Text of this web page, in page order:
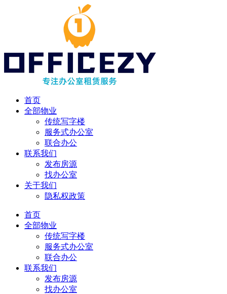
首页
全部物业
传统写字楼
服务式办公室
联合办公
联系我们
发布房源
找办公室
关于我们
隐私权政策
首页
全部物业
传统写字楼
服务式办公室
联合办公
联系我们
发布房源
找办公室